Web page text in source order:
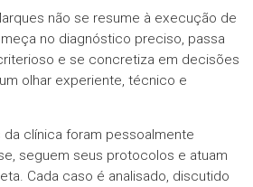
não se resume à execução de
no diagnóstico preciso, passa
e se concretiza em decisões
olhar experiente, técnico e
clínica foram pessoalmente
seguem seus protocolos e atuam
Cada caso é analisado, discutido